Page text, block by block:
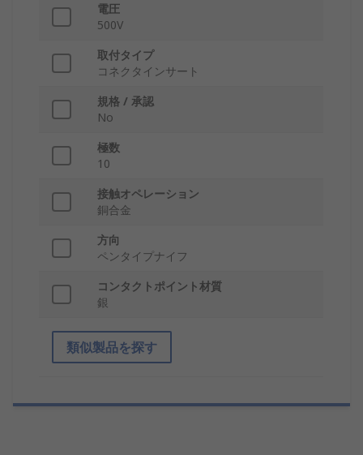
電圧
500V
取付タイプ
コネクタインサート
規格 / 承認
No
極数
10
接触オペレーション
銅合金
方向
ペンタイプナイフ
コンタクトポイント材質
銀
類似製品を探す